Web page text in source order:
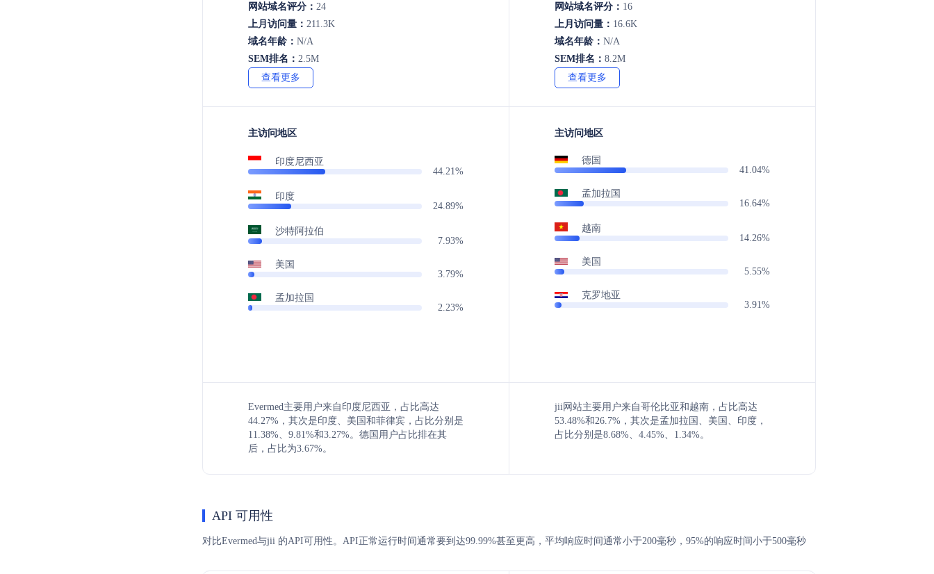
网站域名评分： 24
上月访问量： 211.3K
域名年龄： N/A
SEM排名： 2.5M
查看更多
主访问地区
印度尼西亚
44.21%
印度
24.89%
沙特阿拉伯
7.93%
美国
3.79%
孟加拉国
2.23%
Evermed主要用户来自印度尼西亚，占比高达
44.27%，其次是印度、美国和菲律宾，占比分别是
11.38%、9.81%和3.27%。德国用户占比排在其
后，占比为3.67%。
网站域名评分： 16
上月访问量： 16.6K
域名年龄： N/A
SEM排名： 8.2M
查看更多
主访问地区
德国
41.04%
孟加拉国
16.64%
越南
14.26%
美国
5.55%
克罗地亚
3.91%
jii网站主要用户来自哥伦比亚和越南，占比高达
53.48%和26.7%，其次是孟加拉国、美国、印度，
占比分别是8.68%、4.45%、1.34%。
API 可用性
对比Evermed与jii 的API可用性。API正常运行时间通常要到达99.99%甚至更高，平均响应时间通常小于200毫秒，95%的响应时间小于500毫秒